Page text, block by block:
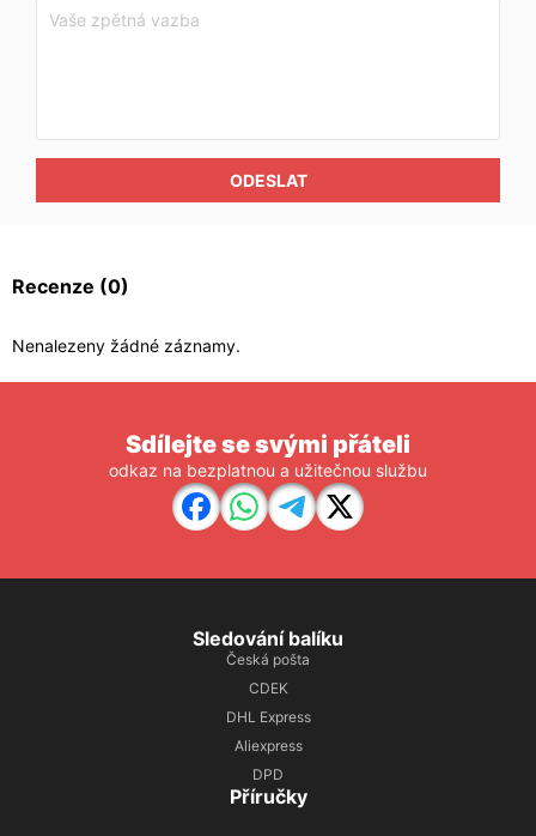
ODESLAT
Recenze (0)
Nenalezeny žádné záznamy.
Sdílejte se svými přáteli
odkaz na bezplatnou a užitečnou službu
Sledování balíku
Česká pošta
CDEK
DHL Express
Aliexpress
DPD
Příručky